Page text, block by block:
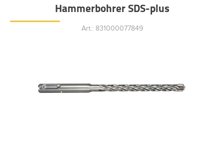
Hammerbohrer SDS-plus
Art.: 831000077849